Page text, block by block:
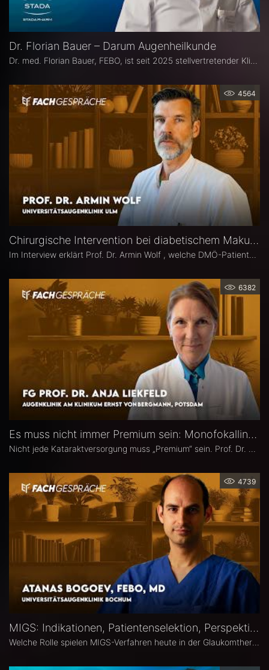
Dr. Florian Bauer – Darum Augenheilkunde
4564
Chirurgische Intervention bei diabetischem Makulaödem – Prof. Dr. Armin Wolf
6382
Es muss nicht immer Premium sein: Monofokallinsen – Prof. Dr. Anja Liekfeld
4739
MIGS: Indikationen, Patientenselektion, Perspektiven – Atanas Bogoev, FEBO, MD
Welche Rolle spielen MIGS-Verfahren heute in der Glaukomtherapie? Atanas Bogoev, FEBO, MD, Oberarzt an der Universitätsaugenklinik Bochum spricht im Interview über Indikationen und Patientenselektion, den Stellenwert verschiedener MIGS-Verfahren im klinischen Alltag, realistische Therapieziele sowie Limitationen und zukünftige Entwicklungen der minimalinvasiven Glaukomchirurgie.